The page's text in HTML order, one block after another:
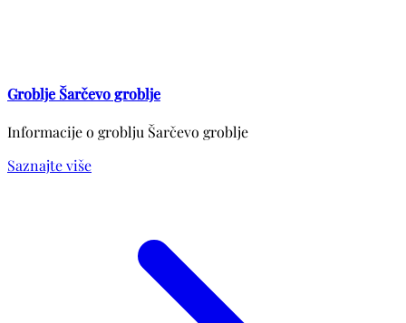
Groblje Šarčevo groblje
Informacije o groblju Šarčevo groblje
Saznajte više